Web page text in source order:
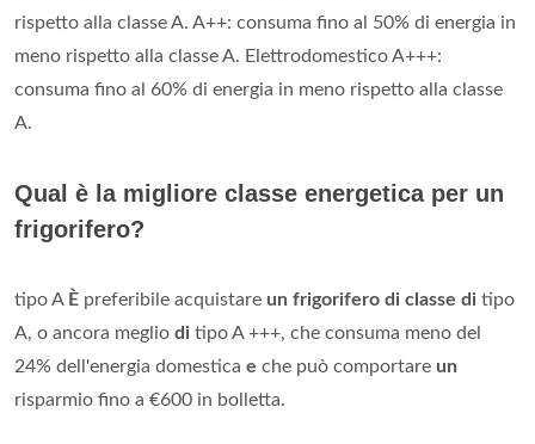
rispetto alla classe A. A++: consuma fino al 50% di energia in
meno rispetto alla classe A. Elettrodomestico A+++:
consuma fino al 60% di energia in meno rispetto alla classe
A.
Qual è la migliore classe energetica per un
frigorifero?
tipo A È preferibile acquistare un frigorifero di classe di tipo
A, o ancora meglio di tipo A +++, che consuma meno del
24% dell'energia domestica e che può comportare un
risparmio fino a €600 in bolletta.